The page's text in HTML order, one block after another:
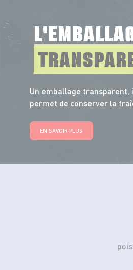
Un emballage transparent,
permet de conserver la
EN SAVOIR PLUS